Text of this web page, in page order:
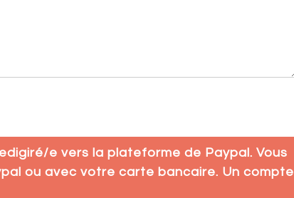
e vers la plateforme de Paypal. Vous
ou avec votre carte bancaire. Un compte